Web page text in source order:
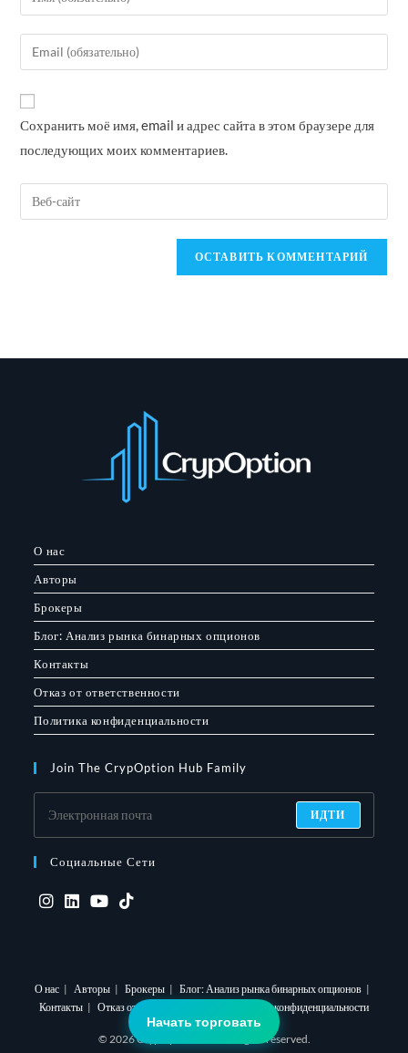
свое
имя
или
чтобы
прокомментировать
Введите
свой
адрес,
чтобы
прокомментировать
Сохранить моё имя, email и адрес сайта в этом браузере для
последующих моих комментариев.
Введите
URL
О нас
Авторы
Брокеры
Блог: Анализ рынка бинарных опционов
Контакты
Отказ от ответственности
Политика конфиденциальности
Join The CrypOption Hub Family
ИДТИ
Социальные Сети
вкладкевкладкевкладкевкладке
О нас Авторы Брокеры
Блог: Анализ рынка бинарных опционов
Контакты
Отказ от ответственности Политика конфиденциальности
© 2026 CrypOption Hub. All rights reserved.
Начать торговать